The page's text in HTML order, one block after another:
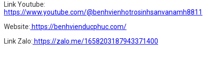
Link Youtube:
https://www.youtube.com/@benhvienhotrosinhsanvanamh8811
Website: https://benhvienducphuc.com/
Link Zalo: https://zalo.me/1658203187943371400